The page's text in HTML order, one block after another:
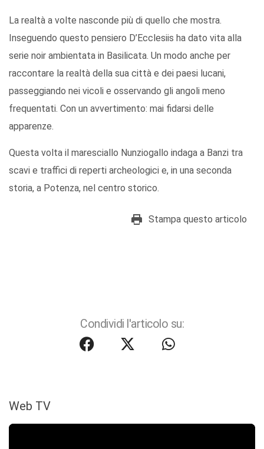
La realtà a volte nasconde più di quello che mostra.
Inseguendo questo pensiero D’Ecclesiis ha dato vita alla
serie noir ambientata in Basilicata. Un modo anche per
raccontare la realtà della sua città e dei paesi lucani,
passeggiando nei vicoli e osservando gli angoli meno
frequentati. Con un avvertimento: mai fidarsi delle
apparenze.
Questa volta il maresciallo Nunziogallo indaga a Banzi tra
scavi e traffici di reperti archeologici e, in una seconda
storia, a Potenza, nel centro storico.
Stampa questo articolo
Condividi l'articolo su:
Web TV